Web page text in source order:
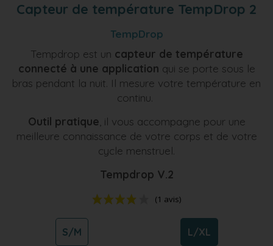
Capteur de température TempDrop 2
TempDrop
Tempdrop est un capteur de température
connecté à une application qui se porte sous le
bras pendant la nuit. Il mesure votre température en
continu.
Outil pratique , il vous accompagne pour une
meilleure connaissance de votre corps et de votre
cycle menstruel.
Tempdrop V.2
S/M L/XL